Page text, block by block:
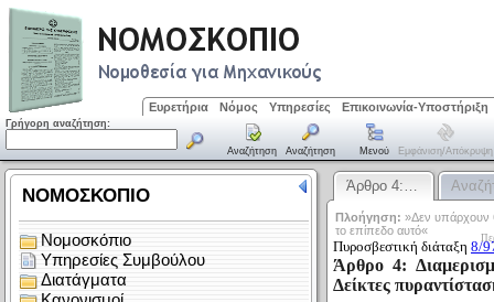
Ευρετήρια Νόμος Υπηρεσίες Επικοινωνία-Υποστήριξη
Γρήγορη αναζήτηση:
Αναζήτηση Αναζήτηση Μενού Εμφάνιση/απόκρυψη
Άρθρο 4:…